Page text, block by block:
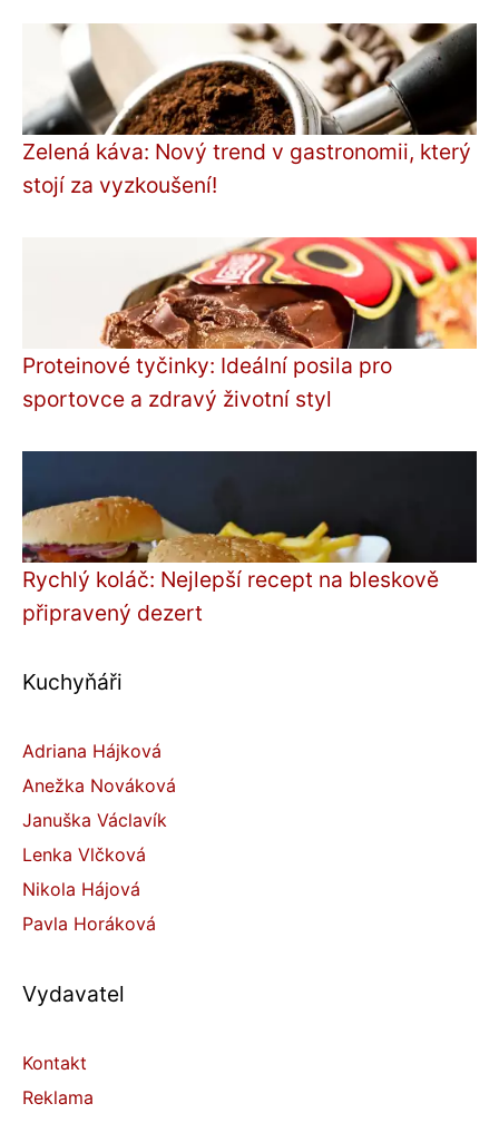
Zelená káva: Nový trend v gastronomii, který
stojí za vyzkoušení!
Proteinové tyčinky: Ideální posila pro
sportovce a zdravý životní styl
Rychlý koláč: Nejlepší recept na bleskově
připravený dezert
Kuchyňáři
Adriana Hájková
Anežka Nováková
Januška Václavík
Lenka Vlčková
Nikola Hájová
Pavla Horáková
Vydavatel
Kontakt
Reklama